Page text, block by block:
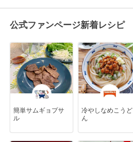
公式ファンページ新着レシピ
簡単サムギョプサ
ル
冷やしなめこうど
ん